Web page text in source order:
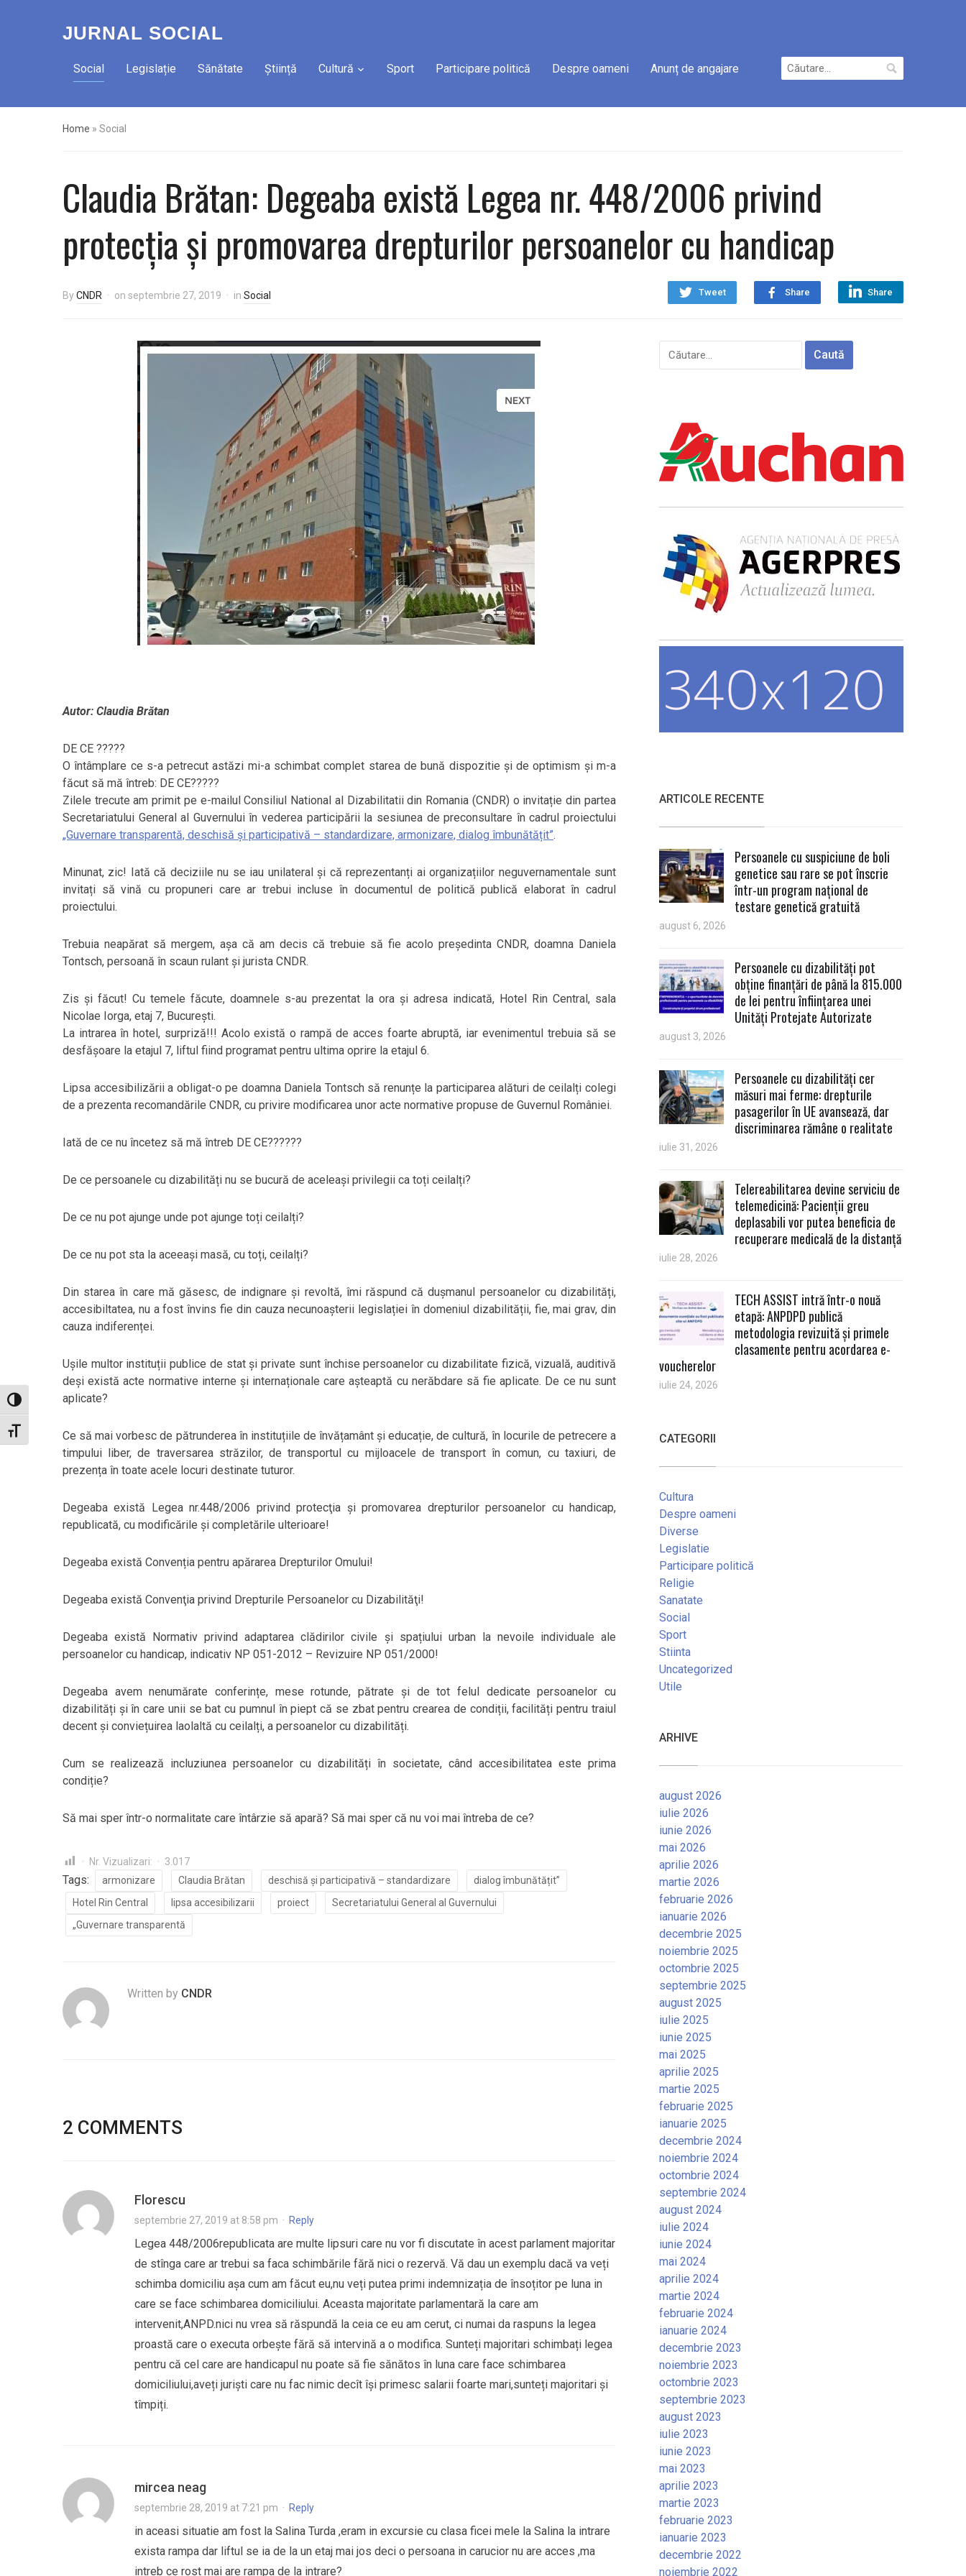
Toggle High Contrast
Toggle Font size
JURNAL SOCIAL
Social Legislație Sănătate Știință Cultură Sport Participare politică Despre oameni Anunț de angajare
Caută
după:
Home » Social
Claudia Brătan: Degeaba există Legea nr. 448/2006 privind
protecţia şi promovarea drepturilor persoanelor cu handicap
Tweet Share Share
ByCNDR on septembrie 27, 2019 in Social
Autor: Claudia Brătan
DE CE ?????
O întâmplare ce s-a petrecut astăzi mi-a schimbat complet starea de bună dispozitie și de optimism și m-a
făcut să mă întreb: DE CE?????
Zilele trecute am primit pe e-mailul Consiliul National al Dizabilitatii din Romania (CNDR) o invitație din partea
Secretariatului General al Guvernului în vederea participării la sesiunea de preconsultare în cadrul proiectului
„Guvernare transparentă, deschisă și participativă – standardizare, armonizare, dialog îmbunătățit”.
Minunat, zic! Iată că deciziile nu se iau unilateral și că reprezentanți ai organizațiilor neguvernamentale sunt
invitați să vină cu propuneri care ar trebui incluse în documentul de politică publică elaborat în cadrul
proiectului.
Trebuia neapărat să mergem, așa că am decis că trebuie să fie acolo președinta CNDR, doamna Daniela
Tontsch, persoană în scaun rulant și jurista CNDR.
Zis și făcut! Cu temele făcute, doamnele s-au prezentat la ora și adresa indicată, Hotel Rin Central, sala
Nicolae Iorga, etaj 7, București.
La intrarea în hotel, surpriză!!! Acolo există o rampă de acces foarte abruptă, iar evenimentul trebuia să se
desfășoare la etajul 7, liftul fiind programat pentru ultima oprire la etajul 6.
Lipsa accesibilizării a obligat-o pe doamna Daniela Tontsch să renunțe la participarea alături de ceilalți colegi
de a prezenta recomandările CNDR, cu privire modificarea unor acte normative propuse de Guvernul României.
Iată de ce nu încetez să mă întreb DE CE??????
De ce persoanele cu dizabilități nu se bucură de aceleași privilegii ca toți ceilalți?
De ce nu pot ajunge unde pot ajunge toți ceilalți?
De ce nu pot sta la aceeași masă, cu toți, ceilalți?
Din starea în care mă găsesc, de indignare și revoltă, îmi răspund că dușmanul persoanelor cu dizabilități,
accesibiltatea, nu a fost învins fie din cauza necunoașterii legislației în domeniul dizabilității, fie, mai grav, din
cauza indiferenței.
Ușile multor instituții publice de stat și private sunt închise persoanelor cu dizabilitate fizică, vizuală, auditivă
deși există acte normative interne și internaționale care așteaptă cu nerăbdare să fie aplicate. De ce nu sunt
aplicate?
Ce să mai vorbesc de pătrunderea în instituțiile de învățamânt și educație, de cultură, în locurile de petrecere a
timpului liber, de traversarea străzilor, de transportul cu mijloacele de transport în comun, cu taxiuri, de
prezența în toate acele locuri destinate tuturor.
Degeaba există Legea nr.448/2006 privind protecţia şi promovarea drepturilor persoanelor cu handicap,
republicată, cu modificările şi completările ulterioare!
Degeaba există Convenția pentru apărarea Drepturilor Omului!
Degeaba există Convenţia privind Drepturile Persoanelor cu Dizabilităţi!
Degeaba există Normativ privind adaptarea clădirilor civile și spațiului urban la nevoile individuale ale
persoanelor cu handicap, indicativ NP 051-2012 – Revizuire NP 051/2000!
Degeaba avem nenumărate conferințe, mese rotunde, pătrate și de tot felul dedicate persoanelor cu
dizabilități și în care unii se bat cu pumnul în piept că se zbat pentru crearea de condiții, facilități pentru traiul
decent și conviețuirea laolaltă cu ceilalți, a persoanelor cu dizabilități.
Cum se realizează incluziunea persoanelor cu dizabilități în societate, când accesibilitatea este prima
condiție?
Să mai sper într-o normalitate care întârzie să apară? Să mai sper că nu voi mai întreba de ce?
Nr. Vizualizari: 3.017
Tags: armonizare Claudia Brătan deschisă și participativă – standardizare
dialog îmbunătățit”
Hotel Rin Central
lipsa accesibilizarii proiect
Secretariatului General al Guvernului
„Guvernare transparentă
Written by CNDR
2 COMMENTS
Florescu
septembrie 27, 2019 at 8:58 pm · Reply
Legea 448/2006republicata are multe lipsuri care nu vor fi discutate în acest parlament majoritar
de stînga care ar trebui sa faca schimbările fără nici o rezervă. Vă dau un exemplu dacă va veți
schimba domiciliu așa cum am făcut eu,nu veți putea primi indemnizația de însoțitor pe luna in
care se face schimbarea domiciliului. Aceasta majoritate parlamentară la care am
intervenit,ANPD.nici nu vrea să răspundă la ceia ce eu am cerut, ci numai da raspuns la legea
proastă care o executa orbește fără să intervină a o modifica. Sunteți majoritari schimbați legea
pentru că cel care are handicapul nu poate să fie sănătos în luna care face schimbarea
domiciliului,aveți juriști care nu fac nimic decît își primesc salarii foarte mari,sunteți majoritari și
tîmpiți.
mircea neag
septembrie 28, 2019 at 7:21 pm · Reply
in aceasi situatie am fost la Salina Turda ,eram in excursie cu clasa ficei mele la Salina la intrare
exista rampa dar liftul se ia de la un etaj mai jos deci o persoana in carucior nu are acces ,ma
intreb ce rost mai are rampa de la intrare?
Caută
după:
ARTICOLE RECENTE
Persoanele cu suspiciune de boli
genetice sau rare se pot înscrie
într-un program național de
testare genetică gratuită
august 6, 2026
Persoanele cu dizabilități pot
obține finanțări de până la 815.000
de lei pentru înființarea unei
Unități Protejate Autorizate
august 3, 2026
Persoanele cu dizabilități cer
măsuri mai ferme: drepturile
pasagerilor în UE avansează, dar
discriminarea rămâne o realitate
iulie 31, 2026
Telereabilitarea devine serviciu de
telemedicină: Pacienții greu
deplasabili vor putea beneficia de
recuperare medicală de la distanță
iulie 28, 2026
TECH ASSIST intră într-o nouă
etapă: ANPDPD publică
metodologia revizuită și primele
clasamente pentru acordarea e-
voucherelor
iulie 24, 2026
CATEGORII
Cultura
Despre oameni
Diverse
Legislatie
Participare politică
Religie
Sanatate
Social
Sport
Stiinta
Uncategorized
Utile
ARHIVE
august 2026
iulie 2026
iunie 2026
mai 2026
aprilie 2026
martie 2026
februarie 2026
ianuarie 2026
decembrie 2025
noiembrie 2025
octombrie 2025
septembrie 2025
august 2025
iulie 2025
iunie 2025
mai 2025
aprilie 2025
martie 2025
februarie 2025
ianuarie 2025
decembrie 2024
noiembrie 2024
octombrie 2024
septembrie 2024
august 2024
iulie 2024
iunie 2024
mai 2024
aprilie 2024
martie 2024
februarie 2024
ianuarie 2024
decembrie 2023
noiembrie 2023
octombrie 2023
septembrie 2023
august 2023
iulie 2023
iunie 2023
mai 2023
aprilie 2023
martie 2023
februarie 2023
ianuarie 2023
decembrie 2022
noiembrie 2022